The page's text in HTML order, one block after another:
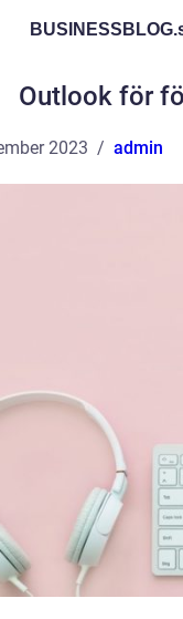
BUSINESSBLOG.
Outlook för
2023 admin